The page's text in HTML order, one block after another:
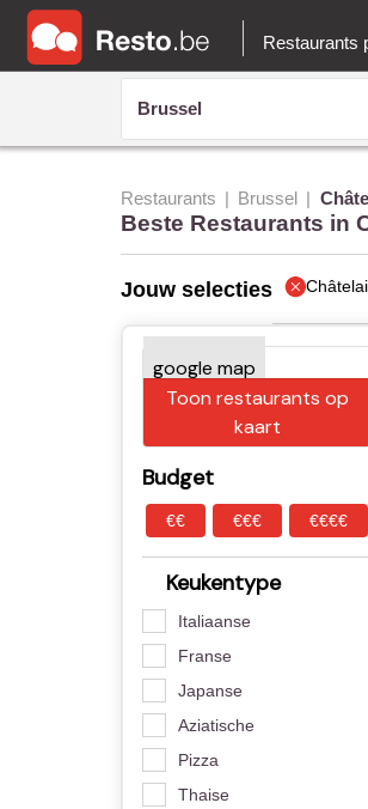
Restaurants
Restaurants Brussel
Beste Restaurants in
Jouw selecties
Toon restaurants op
kaart
Budget
€€ €€€ €€€€
Keukentype
Italiaanse
Franse
Japanse
Aziatische
Pizza
Thaise